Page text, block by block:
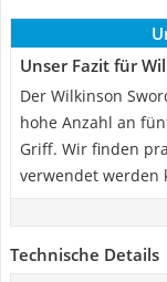
Unser Fazit für
Der Wilkinson
hohe Anzahl an
Griff. Wir finden
verwendet werden
Technische Details